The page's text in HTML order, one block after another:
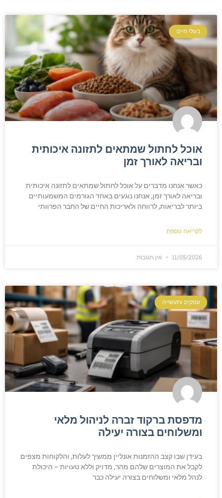
בעלי חיים
אוכל לחתול שמתאים לתזונה איכותית
ובריאה לאורך זמן
כאשר אנחנו מדברים על אוכל לחתול שמתאים לתזונה איכותית
ובריאה לאורך זמן, אנחנו נוגעים באחד הגורמים המשמעותיים
ביותר לבריאות, לרווחה ולאריכות החיים של החבר הפרוותי
לקריאה נוספת
11/05/2026 אין תגובות
עסקים ותעשייה
מדפסת ברקוד זברה לניהול מלאי
ומשלוחים בצורה יעילה
בעידן שבו קצב ההזמנות אונליין ממשיך לעלות, והלקוחות מצפים
לקבל את המוצרים שלהם מהר, מדויק וללא טעויות – היכולת
לנהל מלאי ומשלוחים בצורה יעילה כבר